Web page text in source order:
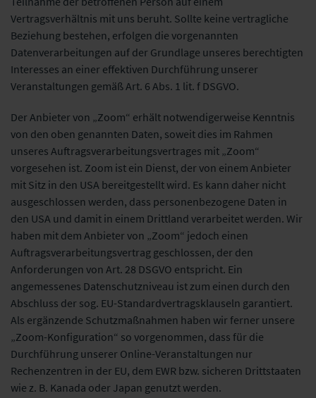
Vertragsverhältnis mit uns beruht. Sollte keine vertragliche
Beziehung bestehen, erfolgen die vorgenannten
Datenverarbeitungen auf der Grundlage unseres berechtigten
Interesses an einer effektiven Durchführung unserer
Veranstaltungen gemäß Art. 6 Abs. 1 lit. f DSGVO.
Der Anbieter von „Zoom“ erhält notwendigerweise Kenntnis
von den oben genannten Daten, soweit dies im Rahmen
unseres Auftragsverarbeitungsvertrages mit „Zoom“
vorgesehen ist. Zoom ist ein Dienst, der von einem Anbieter
mit Sitz in den USA bereitgestellt wird. Es kann daher nicht
ausgeschlossen werden, dass personenbezogene Daten in
den USA und damit in einem Drittland verarbeitet werden. Wir
haben mit dem Anbieter von „Zoom“ jedoch einen
Auftragsverarbeitungsvertrag geschlossen, der den
Anforderungen von Art. 28 DSGVO entspricht. Ein
angemessenes Datenschutzniveau ist zum einen durch den
Abschluss der sog. EU-Standardvertragsklauseln garantiert.
Als ergänzende Schutzmaßnahmen haben wir ferner unsere
„Zoom-Konfiguration“ so vorgenommen, dass für die
Durchführung unserer Online-Veranstaltungen nur
Rechenzentren in der EU, dem EWR bzw. sicheren Drittstaaten
wie z. B. Kanada oder Japan genutzt werden.